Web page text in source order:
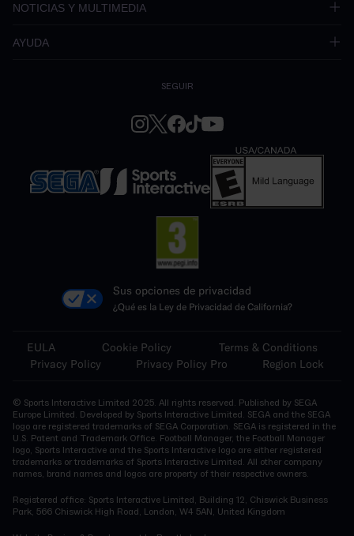
NOTICIAS Y MULTIMEDIA
AYUDA
SEGUIR
Sus opciones de privacidad
¿Qué es la Ley de Privacidad de California?
EULA Cookie Policy
Terms & Conditions
Privacy Policy
Privacy Policy Pro Region Lock
© Sports Interactive Limited 2025. All rights reserved. Published by SEGA
Europe Limited. Developed by Sports Interactive Limited. SEGA and the SEGA
logo are registered trademarks of SEGA Corporation. SEGA is registered in the
U.S. Patent and Trademark Office. Football Manager, the Football Manager
logo, Sports Interactive and the Sports Interactive logo are either registered
trademarks or trademarks of Sports Interactive Limited. All other company
names, brand names and logos are property of their respective owners.
Registered office: Sports Interactive Limited, Building 12, Chiswick Business
Park, 566 Chiswick High Road, London, W4 5AN, United Kingdom